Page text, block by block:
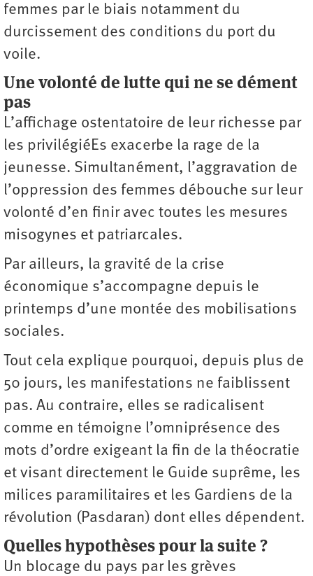
femmes par le biais notamment du
durcissement des conditions du port du
voile.
Une volonté de lutte qui ne se dément
pas
L’affichage ostentatoire de leur richesse par
les privilégiéEs exacerbe la rage de la
jeunesse. Simultanément, l’aggravation de
l’oppression des femmes débouche sur leur
volonté d’en finir avec toutes les mesures
misogynes et patriarcales.
Par ailleurs, la gravité de la crise
économique s’accompagne depuis le
printemps d’une montée des mobilisations
sociales.
Tout cela explique pourquoi, depuis plus de
50 jours, les manifestations ne faiblissent
pas. Au contraire, elles se radicalisent
comme en témoigne l’omniprésence des
mots d’ordre exigeant la fin de la théocratie
et visant directement le Guide suprême, les
milices paramilitaires et les Gardiens de la
révolution (Pasdaran) dont elles dépendent.
Quelles hypothèses pour la suite ?
Un blocage du pays par les grèves